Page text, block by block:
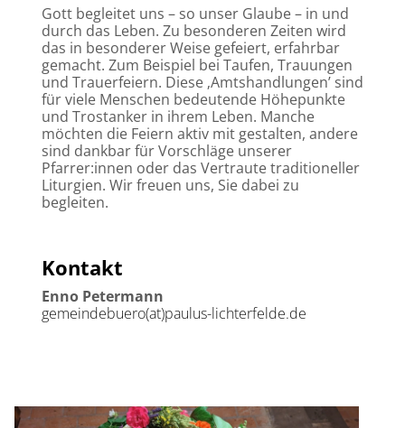
Gott begleitet uns – so unser Glaube – in und
durch das Leben. Zu besonderen Zeiten wird
das in besonderer Weise gefeiert, erfahrbar
gemacht. Zum Beispiel bei Taufen, Trauungen
und Trauerfeiern. Diese ‚Amtshandlungen’ sind
für viele Menschen bedeutende Höhepunkte
und Trostanker in ihrem Leben. Manche
möchten die Feiern aktiv mit gestalten, andere
sind dankbar für Vorschläge unserer
Pfarrer:innen oder das Vertraute traditioneller
Liturgien. Wir freuen uns, Sie dabei zu
begleiten.
Kontakt
Enno Petermann
gemeindebuero(at)paulus-lichterfelde.de